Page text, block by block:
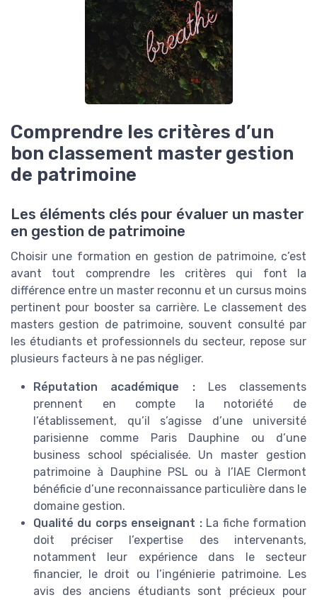
Comprendre les critères d’un
bon classement master gestion
de patrimoine
Les éléments clés pour évaluer un master
en gestion de patrimoine
Choisir une formation en gestion de patrimoine, c’est
avant tout comprendre les critères qui font la
différence entre un master reconnu et un cursus moins
pertinent pour booster sa carrière. Le classement des
masters gestion de patrimoine, souvent consulté par
les étudiants et professionnels du secteur, repose sur
plusieurs facteurs à ne pas négliger.
Réputation académique :Les classements
prennent en compte la notoriété de
l’établissement, qu’il s’agisse d’une université
parisienne comme Paris Dauphine ou d’une
business school spécialisée. Un master gestion
patrimoine à Dauphine PSL ou à l’IAE Clermont
bénéficie d’une reconnaissance particulière dans le
domaine gestion.
Qualité du corps enseignant :La fiche formation
doit préciser l’expertise des intervenants,
notamment leur expérience dans le secteur
financier, le droit ou l’ingénierie patrimoine. Les
avis des anciens étudiants sont précieux pour